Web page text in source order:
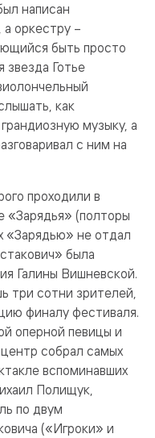
написан
оркестру –
быть просто
Готье
как
музыку, а
с ним на
проходили в
«Зарядья» (полторы
«Зарядью» не отдал
была
Галины Вишневской.
три сотни зрителей,
финалу фестиваля.
оперной певицы и
собрал самых
вспоминавших
Полищук,
по двум
(«Игроки» и